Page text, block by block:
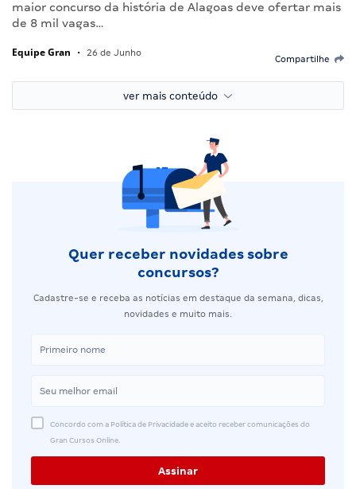
maior concurso da história de Alagoas deve ofertar mais
de 8 mil vagas…
Equipe Gran • 26 de Junho
Compartilhe
ver mais conteúdo
Quer receber novidades sobre
concursos?
Cadastre-se e receba as notícias em destaque da semana, dicas,
novidades e muito mais.
Concordo com a Política de Privacidade e aceito receber comunicações do
Gran Cursos Online.